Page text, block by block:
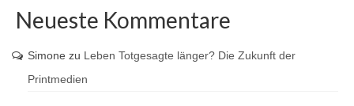
Neueste Kommentare
Simone zu Leben Totgesagte länger? Die Zukunft der
Printmedien